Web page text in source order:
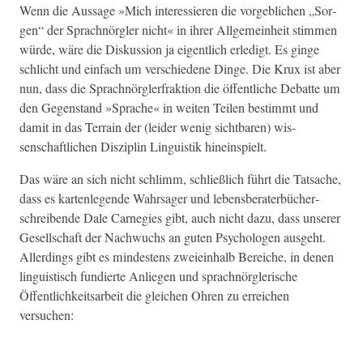
Wenn die Aus­sage »Mich inter­essieren die vorge­blichen „Sor­
gen“ der Sprach­nör­gler nicht« in ihrer All­ge­mein­heit stim­men
würde, wäre die Diskus­sion ja eigentlich erledigt. Es gin­ge
schlicht und ein­fach um ver­schiedene Dinge. Die Krux ist aber
nun, dass die Sprach­nör­gler­frak­tion die öffentliche Debat­te um
den Gegen­stand »Sprache« in weit­en Teilen bes­timmt und
damit in das Ter­rain der (lei­der wenig sicht­baren) wis­
senschaftlichen Diszi­plin Lin­guis­tik hineinspielt.
Das wäre an sich nicht schlimm, schließlich führt die Tat­sache,
dass es karten­le­gende Wahrsager und lebens­ber­ater­büch­er­
schreibende Dale Carne­gies gibt, auch nicht dazu, dass unser­er
Gesellschaft der Nach­wuchs an guten Psy­cholo­gen aus­ge­ht.
Allerd­ings gibt es min­destens zweiein­halb Bere­iche, in denen
lin­guis­tisch fundierte Anliegen und sprach­nör­g­lerische
Öffentlichkeit­sar­beit die gle­ichen Ohren zu erre­ichen
versuchen: